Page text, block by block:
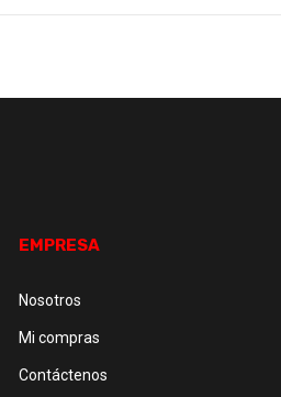
EMPRESA
Nosotros
Mi compras
Contáctenos